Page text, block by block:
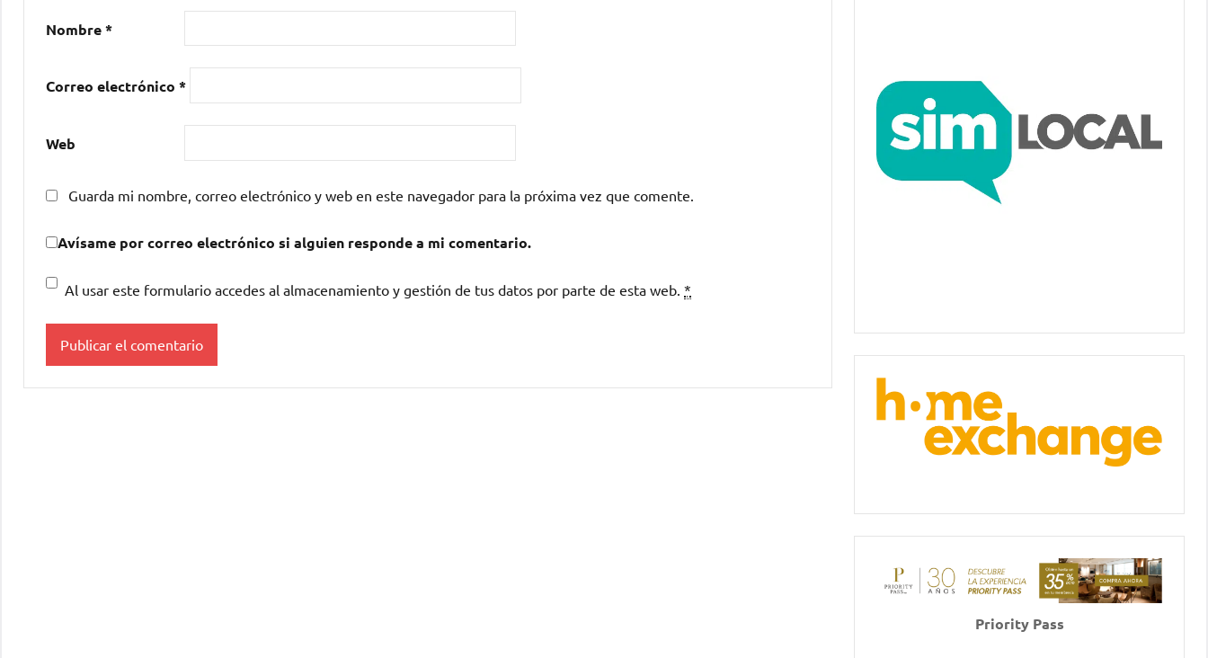
Nombre*
Correo electrónico *
Web
Guarda mi nombre, correo electrónico y web en este navegador para la próxima vez que comente.
Avísame por correo electrónico si alguien responde a mi comentario.
Al usar este formulario accedes al almacenamiento y gestión de tus datos por parte de esta web. *
Priority Pass